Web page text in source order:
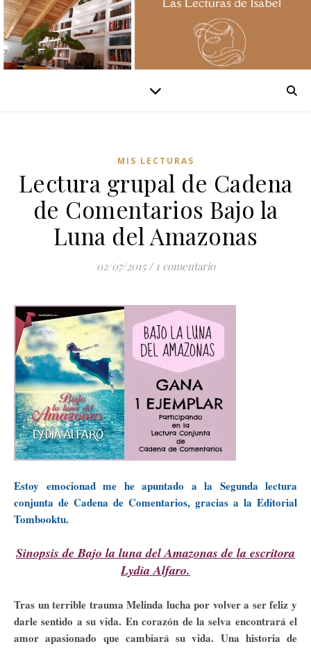
MIS LECTURAS
Lectura grupal de Cadena
de Comentarios Bajo la
Luna del Amazonas
02/07/2015 / 1 comentario
Estoy emocionad me he apuntado a la Segunda lectura
conjunta de Cadena de Comentarios, gracias a la Editorial
Tombooktu.
Sinopsis de Bajo la luna del Amazonas de la escritora
Lydia Alfaro.
Tras un terrible trauma Melinda lucha por volver a ser feliz y
darle sentido a su vida. En corazón de la selva encontrará el
amor apasionado que cambiará su vida. Una historia de